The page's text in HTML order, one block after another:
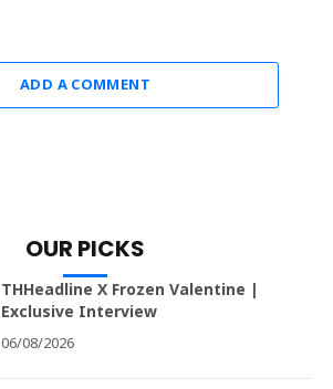
ADD A COMMENT
OUR PICKS
THHeadline X Frozen Valentine |
Exclusive Interview
06/08/2026